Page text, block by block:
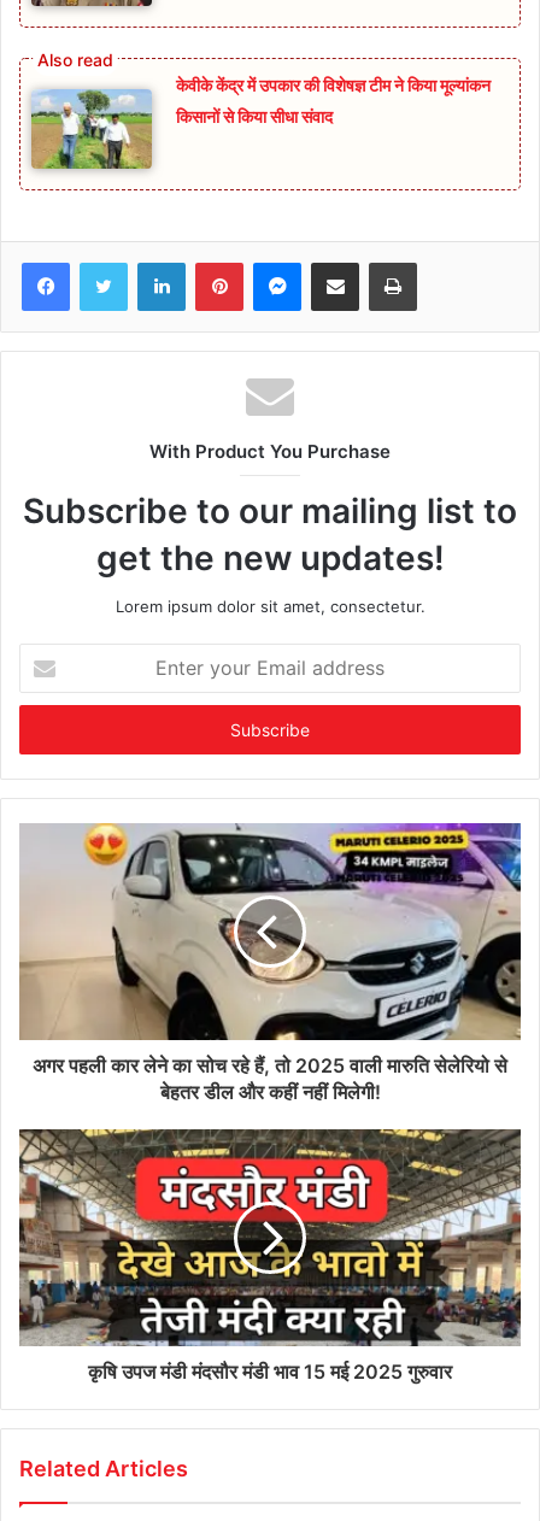
केवीके केंद्र में उपकार की विशेषज्ञ टीम ने किया मूल्यांकन
किसानों से किया सीधा संवाद
FacebookTwitter LinkedInPinterestMessenger
Share via Email Print
With Product You Purchase
Subscribe to our mailing list to
get the new updates!
Lorem ipsum dolor sit amet, consectetur.
your
Email
अगर पहली कार लेने का सोच रहे हैं, तो 2025 वाली मारुति सेलेरियो से
बेहतर डील और कहीं नहीं मिलेगी!
कृषि उपज मंडी मंदसौर मंडी भाव 15 मई 2025 गुरुवार
Related Articles